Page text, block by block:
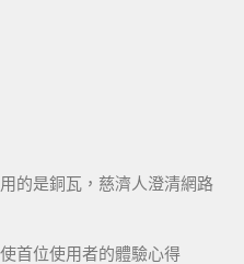
的是銅瓦，慈濟人澄清網路
首位使用者的體驗心得